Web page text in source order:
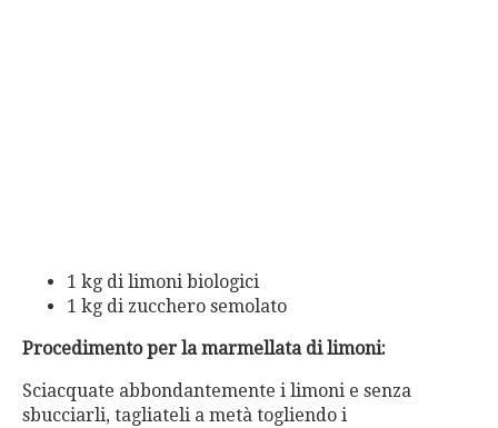
1 kg di limoni biologici
1 kg di zucchero semolato
Procedimento per la marmellata di limoni:
Sciacquate abbondantemente i limoni e senza
sbucciarli, tagliateli a metà togliendo i